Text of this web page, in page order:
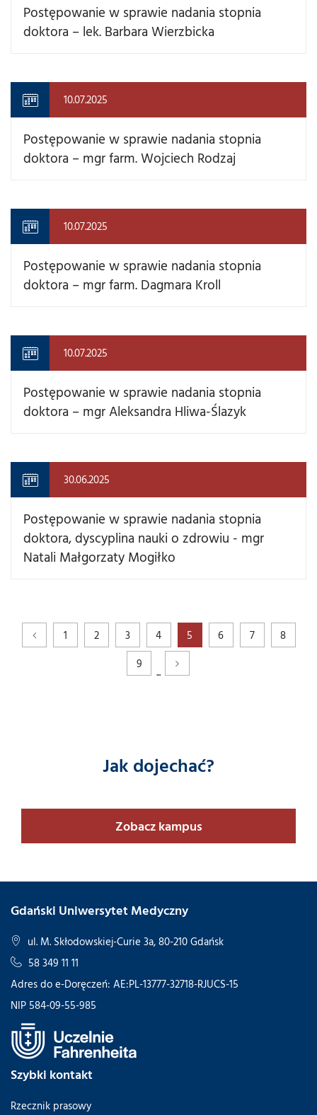
Postępowanie w sprawie nadania stopnia
doktora – lek. Barbara Wierzbicka
10.07.2025
Postępowanie w sprawie nadania stopnia
doktora – mgr farm. Wojciech Rodzaj
10.07.2025
Postępowanie w sprawie nadania stopnia
doktora – mgr farm. Dagmara Kroll
10.07.2025
Postępowanie w sprawie nadania stopnia
doktora – mgr Aleksandra Hliwa-Ślazyk
30.06.2025
Postępowanie w sprawie nadania stopnia
doktora, dyscyplina nauki o zdrowiu - mgr
Natali Małgorzaty Mogiłko
1 2 3 4 5 6 7
8
9
...
Jak dojechać?
Zobacz kampus
Gdański Uniwersytet Medyczny
ul. M. Skłodowskiej-Curie 3a, 80-210 Gdańsk
58 349 11 11
Adres do e-Doręczeń: AE:PL-13777-32718-RJUCS-15
NIP 584-09-55-985
Szybki kontakt
Rzecznik prasowy